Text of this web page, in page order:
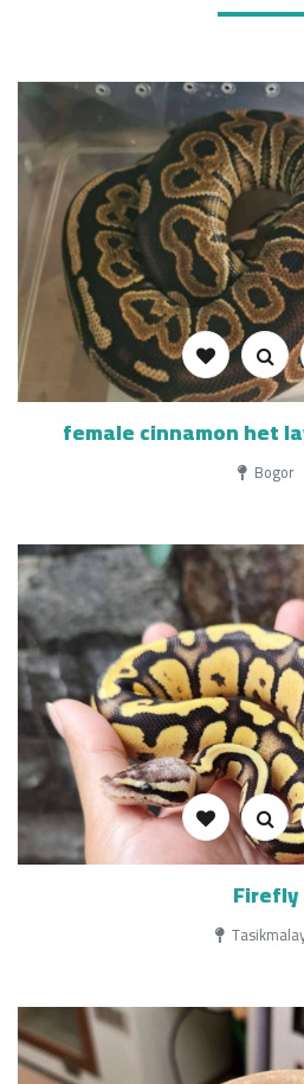
female cinnamon het
Bogor
Firefly